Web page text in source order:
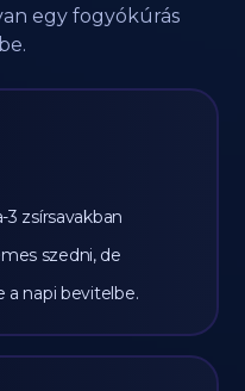
egy fogyókúrás
zsírsavakban
szedni, de
a napi bevitelbe.